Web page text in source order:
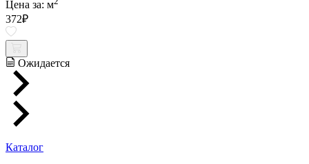
Цена за: м
372₽
Ожидается
Каталог